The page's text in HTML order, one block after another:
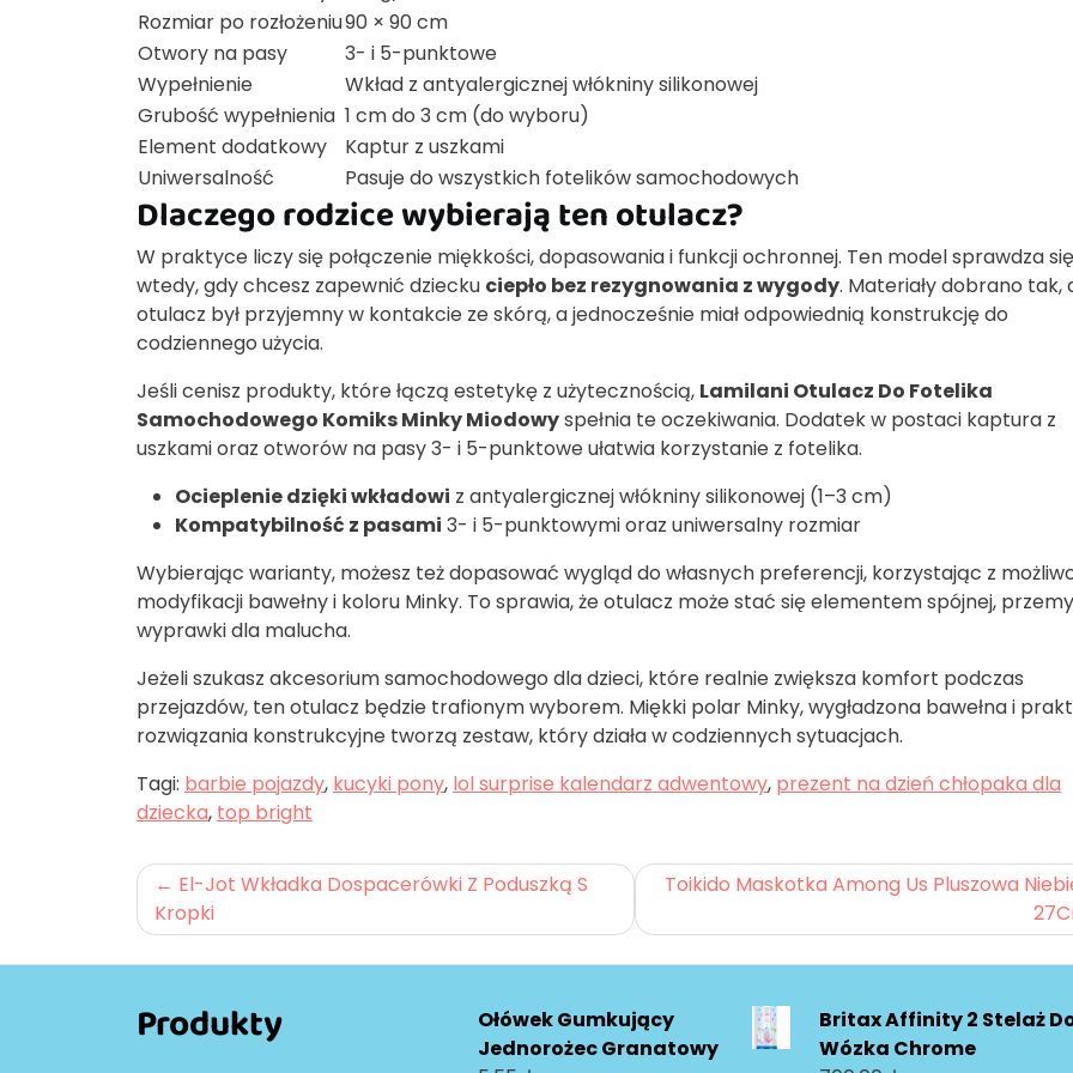
Rozmiar po rozłożeniu90 × 90 cm
Otwory na pasy
3- i 5-punktowe
Wypełnienie
Wkład z antyalergicznej włókniny silikonowej
Grubość wypełnienia 1 cm do 3 cm (do wyboru)
Element dodatkowy
Kaptur z uszkami
Uniwersalność
Pasuje do wszystkich fotelików samochodowych
Dlaczego rodzice wybierają ten otulacz?
W praktyce liczy się połączenie miękkości, dopasowania i funkcji ochronnej. Ten model sprawdza się
wtedy, gdy chcesz zapewnić dziecku ciepło bez rezygnowania z wygody. Materiały dobrano tak,
otulacz był przyjemny w kontakcie ze skórą, a jednocześnie miał odpowiednią konstrukcję do
codziennego użycia.
Jeśli cenisz produkty, które łączą estetykę z użytecznością, Lamilani Otulacz Do Fotelika
Samochodowego Komiks Minky Miodowyspełnia te oczekiwania. Dodatek w postaci kaptura z
uszkami oraz otworów na pasy 3- i 5-punktowe ułatwia korzystanie z fotelika.
Ocieplenie dzięki wkładowi z antyalergicznej włókniny silikonowej (1–3 cm)
Kompatybilność z pasami 3- i 5-punktowymi oraz uniwersalny rozmiar
Wybierając warianty, możesz też dopasować wygląd do własnych preferencji, korzystając z
modyfikacji bawełny i koloru Minky. To sprawia, że otulacz może stać się elementem spójnej,
wyprawki dla malucha.
Jeżeli szukasz akcesorium samochodowego dla dzieci, które realnie zwiększa komfort podczas
przejazdów, ten otulacz będzie trafionym wyborem. Miękki polar Minky, wygładzona bawełna i
rozwiązania konstrukcyjne tworzą zestaw, który działa w codziennych sytuacjach.
Tagi: barbie pojazdy, kucyki pony, lol surprise kalendarz adwentowy, prezent na dzień chłopaka dla
dziecka, top bright
Nawigacja
wpisu
El-Jot Wkładka Dospacerówki Z Poduszką S
Kropki
Toikido Maskotka Among Us Pluszowa
Produkty
Ołówek Gumkujący
Jednorożec Granatowy
Britax Affinity 2 Stelaż
Wózka Chrome